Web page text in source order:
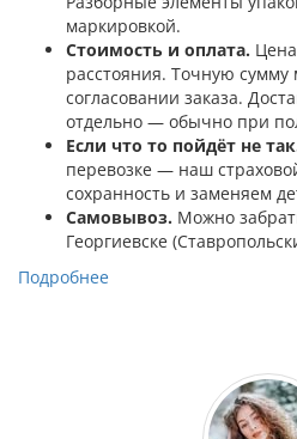
маркировкой.
Стоимость и оплата.
расстояния. Точную
согласовании заказа.
отдельно — обычно при
Если что то пойдёт не
перевозке — наш
сохранность и заменяем
Самовывоз. Можно
Георгиевске
Подробнее